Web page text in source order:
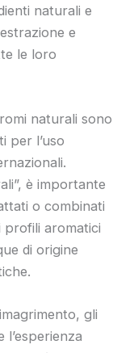
naturali e
e
le loro
naturali sono
per l’uso
è importante
o combinati
aromatici
di origine
gli